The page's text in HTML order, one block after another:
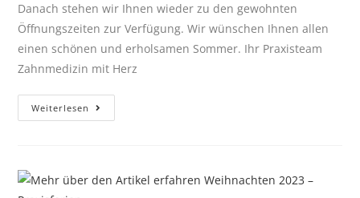
Danach stehen wir Ihnen wieder zu den gewohnten
Öffnungszeiten zur Verfügung. Wir wünschen Ihnen allen
einen schönen und erholsamen Sommer. Ihr Praxisteam
Zahnmedizin mit Herz
Weiterlesen